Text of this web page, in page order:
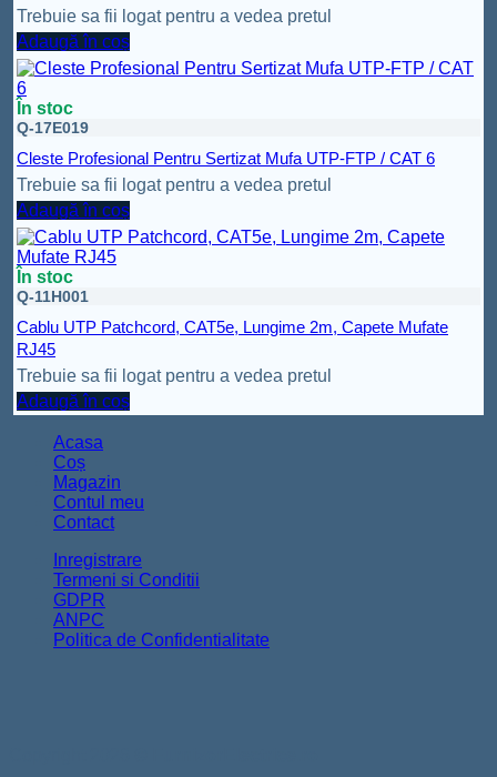
Trebuie sa fii logat pentru a vedea pretul
Adaugă în coș
În stoc
Q-17E019
Cleste Profesional Pentru Sertizat Mufa UTP-FTP / CAT 6
Trebuie sa fii logat pentru a vedea pretul
Adaugă în coș
În stoc
Q-11H001
Cablu UTP Patchcord, CAT5e, Lungime 2m, Capete Mufate
RJ45
Trebuie sa fii logat pentru a vedea pretul
Adaugă în coș
Acasa
Coș
Magazin
Contul meu
Contact
Inregistrare
Termeni si Conditii
GDPR
ANPC
Politica de Confidentialitate